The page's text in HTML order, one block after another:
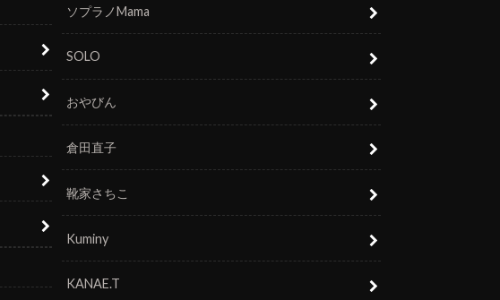
ソプラノMama
SOLO
おやびん
倉田直子
靴家さちこ
Kuminy
KANAE.T